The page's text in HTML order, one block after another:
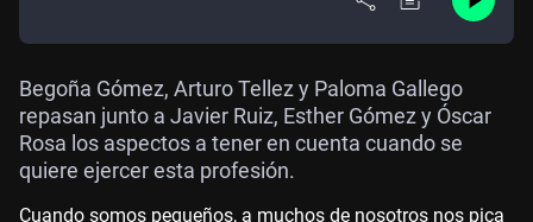
Begoña Gómez, Arturo Tellez y Paloma Gallego
repasan junto a Javier Ruiz, Esther Gómez y Óscar
Rosa los aspectos a tener en cuenta cuando se
quiere ejercer esta profesión.
Cuando somos pequeños, a muchos de nosotros nos pica